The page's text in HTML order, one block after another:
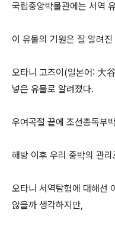
국립중앙박물관에는 서역
이 유물의 기원은 잘 알려
오타니 고즈이(일본어: 大
넣은 유물로 알려졌다.
우여곡절 끝에 조선총독부
해방 이후 우리 중박의 관
오타니 서역탐험에 대해선
않을까 생각하지만,